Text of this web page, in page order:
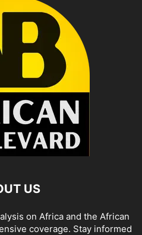
US
on Africa and the African
coverage. Stay informed